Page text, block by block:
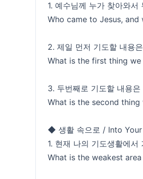
1. 예수님께 누가 찾아와서
Who came to Jesus, and
2. 제일 먼저 기도할 내용
What is the first thing
3. 두번째로 기도할 내용
What is the second
◆ 생활 속으로 / Into
1. 현재 나의 기도생활에
What is the weakest